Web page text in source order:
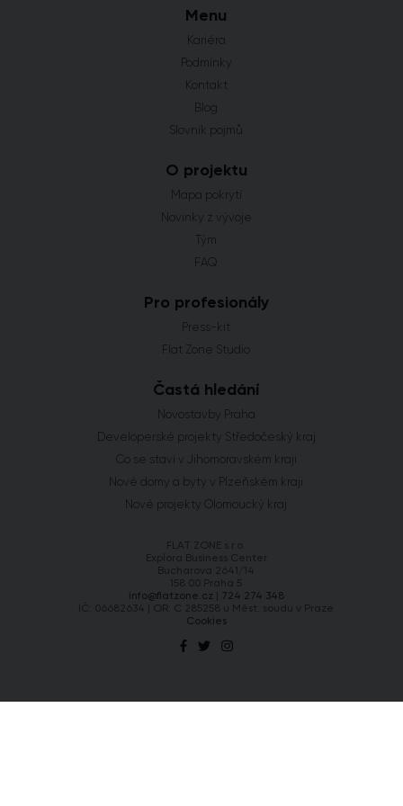
Menu
Kariéra
Podmínky
Kontakt
Blog
Slovník pojmů
O projektu
Mapa pokrytí
Novinky z vývoje
Tým
FAQ
Pro profesionály
Press-kit
Flat Zone Studio
Častá hledání
Novostavby Praha
Developerské projekty Středočeský kraj
Co se staví v Jihomoravském kraji
Nové domy a byty v Plzeňském kraji
Nové projekty Olomoucký kraj
FLAT ZONE s.r.o.
Explora Business Center
Bucharova 2641/14
158 00 Praha 5
info@flatzone.cz
724 274 348
IČ: 06682634 | OR: C 285258 u Měst. soudu v Praze
Cookies